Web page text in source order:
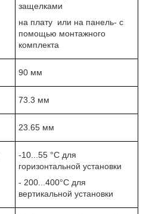
защелками
на плату или на панель- с
помощью монтажного
комплекта
90 мм
73.3 мм
23.65 мм
-10...55 °C для
горизонтальной установки
- 200...400°C для
вертикальной установки